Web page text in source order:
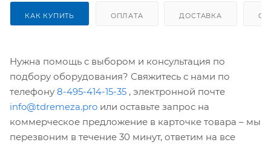
КАК КУПИТЬ ОПЛАТА ДОСТАВКА
Нужна помощь с выбором и консультация по
подбору оборудования? Свяжитесь с нами по
телефону 8-495-414-15-35 , электронной почте
info@tdremeza.pro или оставьте запрос на
коммерческое предложение в карточке товара – мы
перезвоним в течение 30 минут, ответим на все